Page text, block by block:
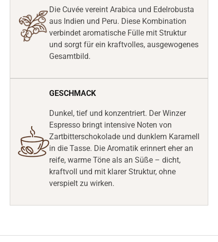
Die Cuvée vereint Arabica und Edelrobusta
aus Indien und Peru. Diese Kombination
verbindet aromatische Fülle mit Struktur
und sorgt für ein kraftvolles, ausgewogenes
Gesamtbild.
GESCHMACK
Dunkel, tief und konzentriert. Der Winzer
Espresso bringt intensive Noten von
Zartbitterschokolade und dunklem Karamell
in die Tasse. Die Aromatik erinnert eher an
reife, warme Töne als an Süße – dicht,
kraftvoll und mit klarer Struktur, ohne
verspielt zu wirken.